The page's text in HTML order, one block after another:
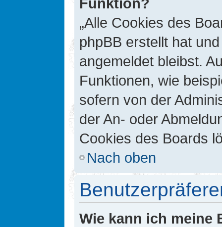
„Alle Cookies des
phpBB erstellt hat
angemeldet bleibst.
Funktionen, wie
sofern von der
der An- oder
Cookies des Boards
Nach oben
Wie kann ich meine